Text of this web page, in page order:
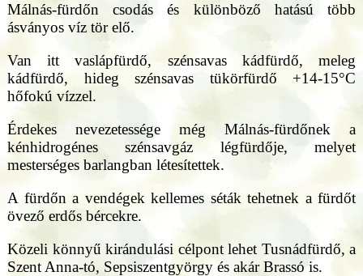
Málnás-fürdőn csodás és különböző hatású több
ásványos víz tör elő.
Van itt vaslápfürdő, szénsavas kádfürdő, meleg
kádfürdő, hideg szénsavas tükörfürdő +14-15°C
hőfokú vízzel.
Érdekes nevezetessége még Málnás-fürdőnek a
kénhidrogénes szénsavgáz légfürdője, melyet
mesterséges barlangban létesítettek.
A fürdőn a vendégek kellemes séták tehetnek a fürdőt
övező erdős bércekre.
Közeli könnyű kirándulási célpont lehet Tusnádfürdő, a
Szent Anna-tó, Sepsiszentgyörgy és akár Brassó is.